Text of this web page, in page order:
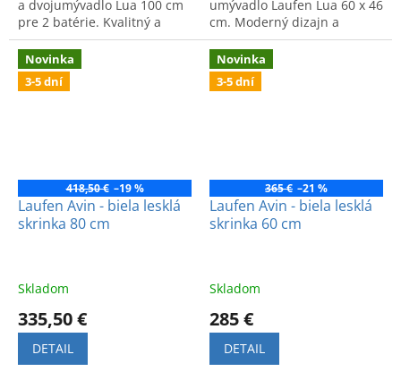
a dvojumývadlo Lua 100 cm
pre 2 batérie. Kvalitný a
štýlový set značky Laufen do
vašej kúpeľne.
umývadlo Laufen Lua 60 x 46
cm. Moderný dizajn a
špičková kvalita v praktickom
balení.
Novinka
3-5 dní
418,50 € –19 %
Laufen Avin - biela lesklá
skrinka 80 cm
Skladom
335,50 €
DETAIL
Novinka
3-5 dní
365 € –21 %
Laufen Avin - biela lesklá
skrinka 60 cm
Skladom
285 €
DETAIL